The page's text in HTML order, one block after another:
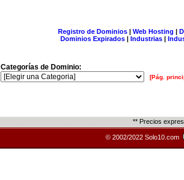
Registro de Dominios| Web Hosting |
Dominios Expirados | Industrias |
Categorías de Dominio:
[Pág.
** Precios
© 2002/2022 Solo10.com